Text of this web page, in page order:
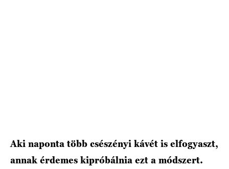
Aki naponta több csészényi kávét is elfogyaszt,
annak érdemes kipróbálnia ezt a módszert.